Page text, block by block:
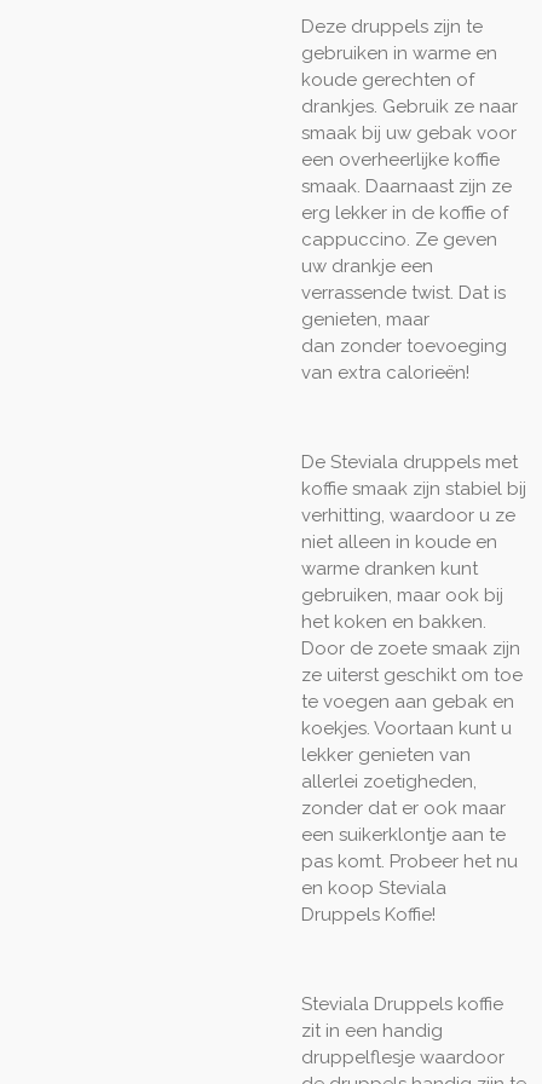
Deze druppels zijn te
gebruiken in warme en
koude gerechten of
drankjes. Gebruik ze naar
smaak bij uw gebak voor
een overheerlijke koffie
smaak. Daarnaast zijn ze
erg lekker in de koffie of
cappuccino. Ze geven
uw drankje een
verrassende twist. Dat is
genieten, maar
dan zonder toevoeging
van extra calorieën!
De Steviala druppels met
koffie smaak zijn stabiel bij
verhitting, waardoor u ze
niet alleen in koude en
warme dranken kunt
gebruiken, maar ook bij
het koken en bakken.
Door de zoete smaak zijn
ze uiterst geschikt om toe
te voegen aan gebak en
koekjes. Voortaan kunt u
lekker genieten van
allerlei zoetigheden,
zonder dat er ook maar
een suikerklontje aan te
pas komt. Probeer het nu
en koop Steviala
Druppels Koffie!
Steviala Druppels koffie
zit in een handig
druppelflesje waardoor